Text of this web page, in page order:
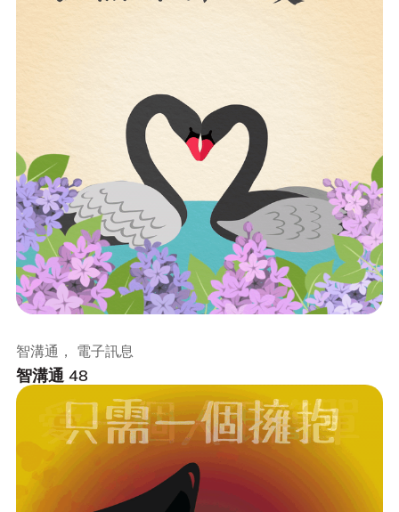
智溝通 48
智溝通， 電子訊息